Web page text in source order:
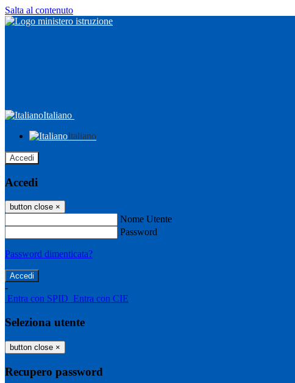
Salta al contenuto
Italiano
Italiano
Accedi
Accedi
button close ×
Nome Utente
Password
Password dimenticata?
-
Entra con SPID Entra con CIE
Seleziona utente
button close ×
Recupero password